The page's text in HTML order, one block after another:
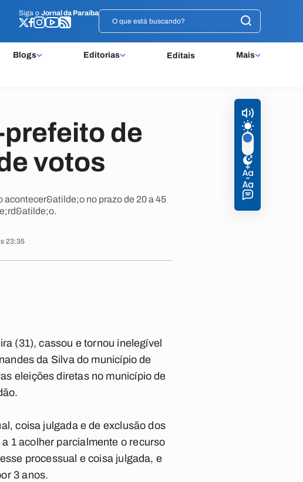
Siga o Jornal da Paraíba
Blogs Editorias Editais Mais
Siga o Jornal da Paraíba
de
votos
no prazo de 20 a 45
23:35
(31), cassou e tornou inelegível
da Silva do município de
eleições diretas no município de
coisa julgada e de exclusão dos
1 acolher parcialmente o recurso
processual e coisa julgada, e
3 anos.